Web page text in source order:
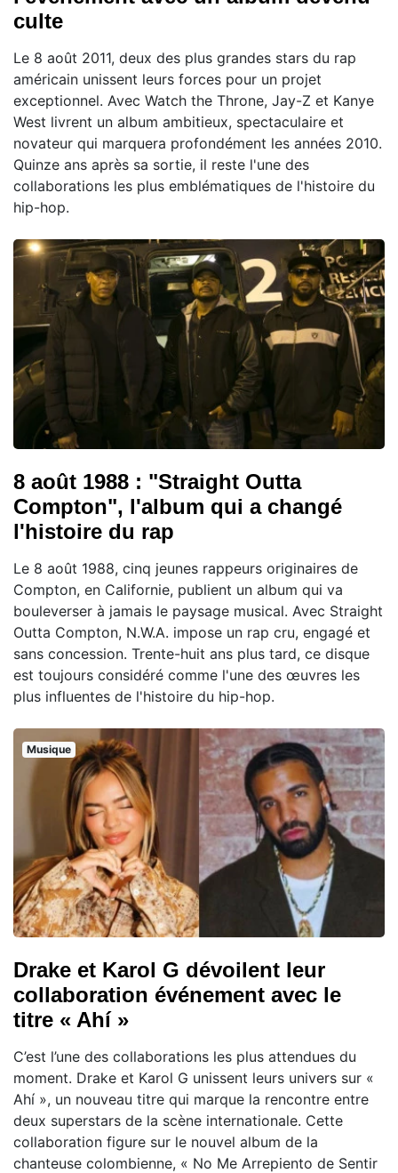
culte
Le 8 août 2011, deux des plus grandes stars du rap
américain unissent leurs forces pour un projet
exceptionnel. Avec Watch the Throne, Jay-Z et Kanye
West livrent un album ambitieux, spectaculaire et
novateur qui marquera profondément les années 2010.
Quinze ans après sa sortie, il reste l'une des
collaborations les plus emblématiques de l'histoire du
hip-hop.
8 août 1988 : "Straight Outta
Compton", l'album qui a changé
l'histoire du rap
Le 8 août 1988, cinq jeunes rappeurs originaires de
Compton, en Californie, publient un album qui va
bouleverser à jamais le paysage musical. Avec Straight
Outta Compton, N.W.A. impose un rap cru, engagé et
sans concession. Trente-huit ans plus tard, ce disque
est toujours considéré comme l'une des œuvres les
plus influentes de l'histoire du hip-hop.
Musique
Drake et Karol G dévoilent leur
collaboration événement avec le
titre « Ahí »
C’est l’une des collaborations les plus attendues du
moment. Drake et Karol G unissent leurs univers sur «
Ahí », un nouveau titre qui marque la rencontre entre
deux superstars de la scène internationale. Cette
collaboration figure sur le nouvel album de la
chanteuse colombienne, « No Me Arrepiento de Sentir